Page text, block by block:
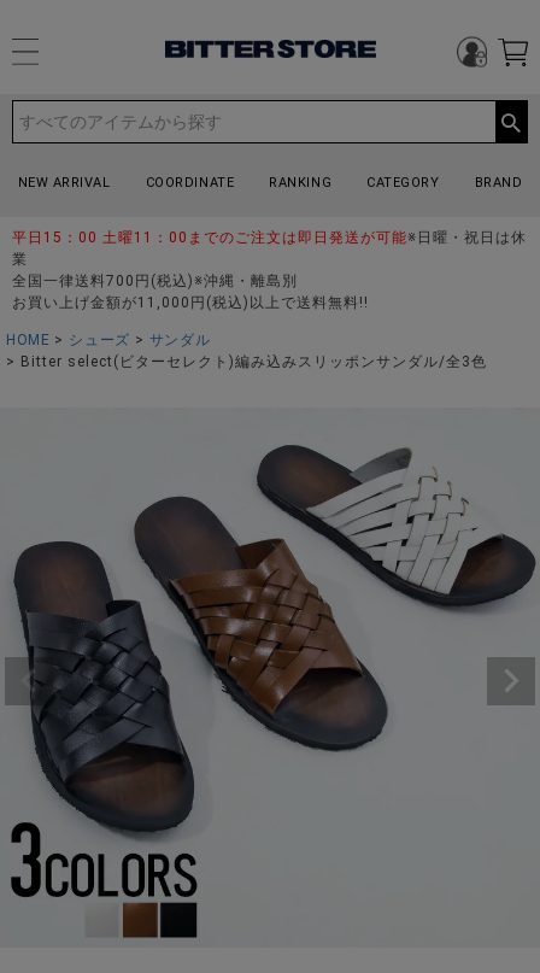
NEW ARRIVAL COORDINATE RANKING CATEGORY BRAND
平日15：00 土曜11：00までのご注文は即日発送が可能※日曜・祝日は休
業
全国一律送料700円(税込)※沖縄・離島別
お買い上げ金額が11,000円(税込)以上で送料無料!!
HOME シューズ
サンダル
Bitter select(ビターセレクト)編み込みスリッポンサンダル/全3色